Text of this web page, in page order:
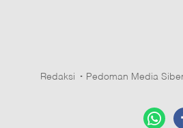
Redaksi Pedoman Media